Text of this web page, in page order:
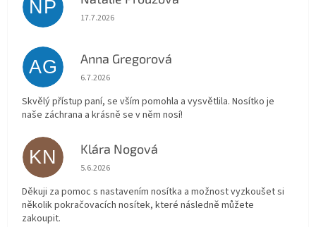
NP Hodnocení obchodu je 5 z 5 hvězdiček.
17.7.2026
AG Anna Gregorová
Hodnocení obchodu je 5 z 5 hvězdiček.
6.7.2026
Skvělý přístup paní, se vším pomohla a vysvětlila. Nosítko je
naše záchrana a krásně se v něm nosí!
KN Klára Nogová
Hodnocení obchodu je 5 z 5 hvězdiček.
5.6.2026
Děkuji za pomoc s nastavením nosítka a možnost vyzkoušet si
několik pokračovacích nosítek, které následně můžete
zakoupit.